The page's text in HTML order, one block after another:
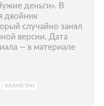
деньги». В
двойник
случайно занял
версии. Дата
— в материале
КАЗАХСТАН